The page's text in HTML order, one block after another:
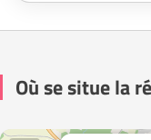
Où se situe la